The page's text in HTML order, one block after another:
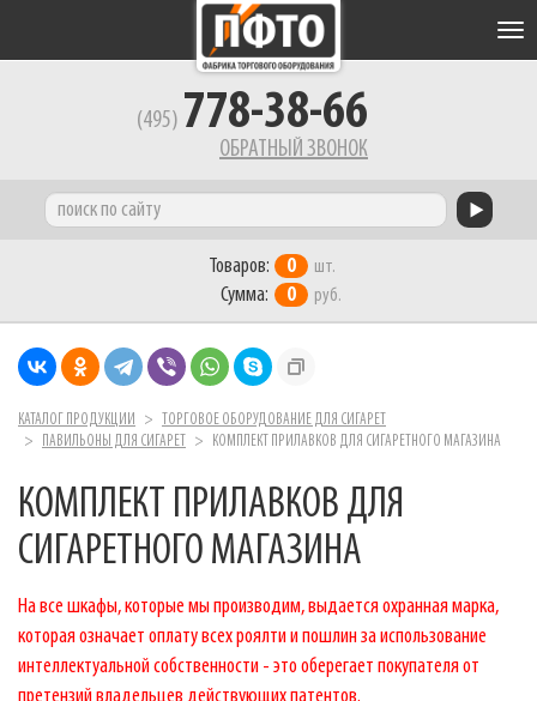
(495) 778-38-66
ОБРАТНЫЙ ЗВОНОК
Товаров: 0 шт.
Сумма: 0 руб.
КАТАЛОГ ПРОДУКЦИИ
ТОРГОВОЕ ОБОРУДОВАНИЕ ДЛЯ СИГАРЕТ
ПАВИЛЬОНЫ ДЛЯ СИГАРЕТ
КОМПЛЕКТ ПРИЛАВКОВ ДЛЯ СИГАРЕТНОГО МАГАЗИНА
КОМПЛЕКТ ПРИЛАВКОВ ДЛЯ
СИГАРЕТНОГО МАГАЗИНА
На все шкафы, которые мы производим, выдается охранная марка,
которая означает оплату всех роялти и пошлин за использование
интеллектуальной собственности - это оберегает покупателя от
претензий владельцев действующих патентов.